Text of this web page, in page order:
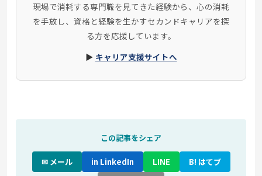
現場で消耗する専門職を見てきた経験から、心の消耗
を手放し、資格と経験を生かすセカンドキャリアを探
る方を応援しています。
▶ キャリア支援サイトへ
この記事をシェア
✉ メール in LinkedIn LINE
B! はてブ